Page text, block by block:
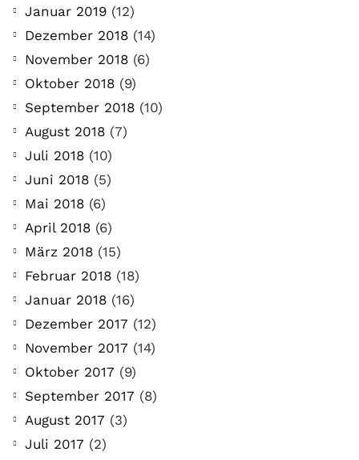
Januar 2019 (12)
Dezember 2018 (14)
November 2018 (6)
Oktober 2018 (9)
September 2018 (10)
August 2018 (7)
Juli 2018 (10)
Juni 2018 (5)
Mai 2018 (6)
April 2018 (6)
März 2018 (15)
Februar 2018 (18)
Januar 2018 (16)
Dezember 2017 (12)
November 2017 (14)
Oktober 2017 (9)
September 2017 (8)
August 2017 (3)
Juli 2017 (2)